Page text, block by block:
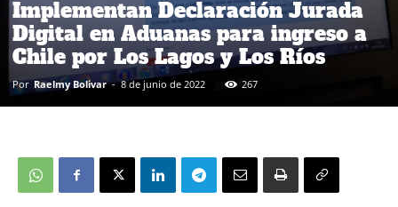
Implementan Declaración Jurada
Digital en Aduanas para ingreso a
Chile por Los Lagos y Los Ríos
Por Raelmy Bolivar - 8 de junio de 2022 267